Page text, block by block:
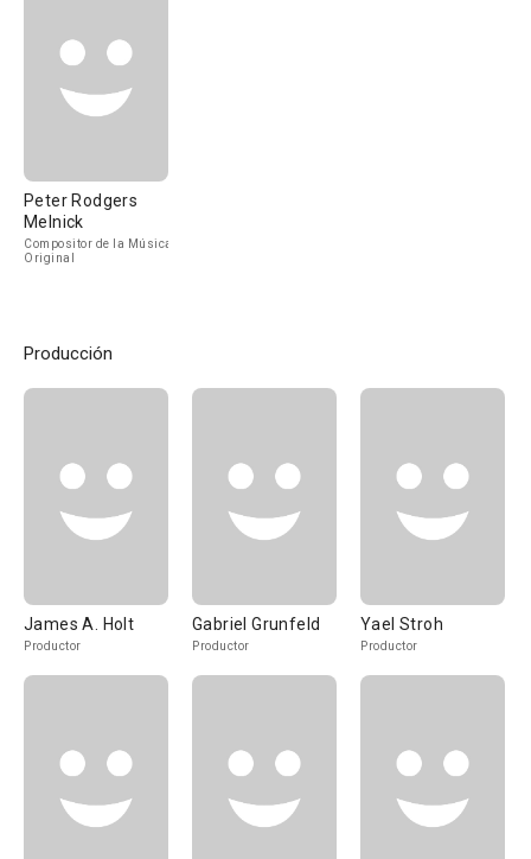
Peter Rodgers
Melnick
Compositor de la Música
Original
Producción
James A. Holt
Productor
Gabriel Grunfeld
Productor
Yael Stroh
Productor